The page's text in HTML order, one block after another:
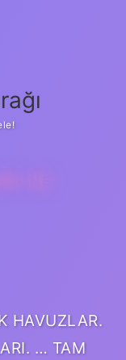
NE
HAVUZLAR.
… TAM